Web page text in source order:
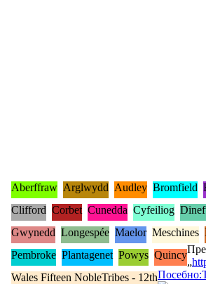
Aberffraw Arglwydd Audley Bromfield
Clifford Corbet Cunedda Cyfeiliog
Gwynedd Longespée Maelor Meschines
Pembroke Plantagenet Powys Quincy
Wales Fifteen NobleTribes - 12th
„